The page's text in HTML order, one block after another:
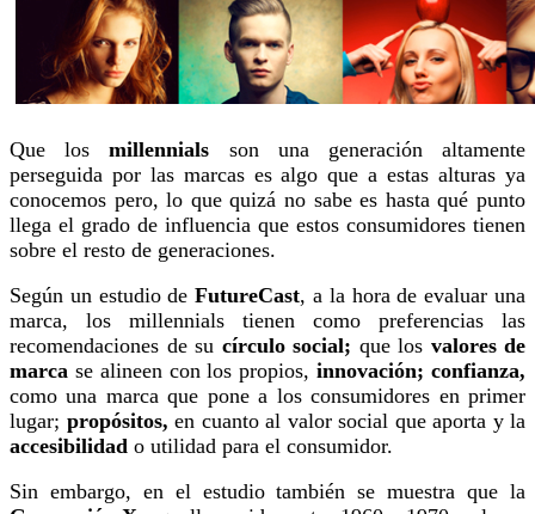
Que losmillennials son una generación altamente
perseguida por las marcas es algo que a estas alturas ya
conocemos pero, lo que quizá no sabe es hasta qué punto
llega el grado de influencia que estos consumidores tienen
sobre el resto de generaciones.
Según un estudio deFutureCast, a la hora de evaluar una
marca, los millennials tienen como preferencias las
recomendaciones de su círculo social; que los valores de
marca se alineen con los propios,innovación; confianza,
como una marca que pone a los consumidores en primer
lugar; propósitos, en cuanto al valor social que aporta y la
accesibilidad o utilidad para el consumidor.
Sin embargo, en el estudio también se muestra que la